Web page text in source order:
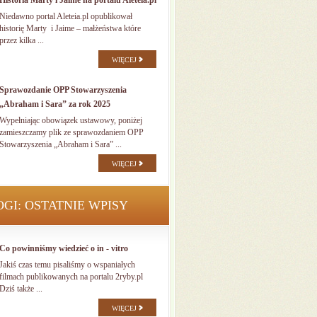
Niedawno portal Aleteia.pl opublikował
historię Marty i Jaime – małżeństwa które
przez kilka ...
WIĘCEJ
Sprawozdanie OPP Stowarzyszenia
„Abraham i Sara” za rok 2025
Wypełniając obowiązek ustawowy, poniżej
zamieszczamy plik ze sprawozdaniem OPP
Stowarzyszenia „Abraham i Sara” ...
WIĘCEJ
OSTATNIE WPISY
Co powinniśmy wiedzieć o in - vitro
Jakiś czas temu pisaliśmy o wspaniałych
filmach publikowanych na portalu 2ryby.pl
Dziś także ...
WIĘCEJ